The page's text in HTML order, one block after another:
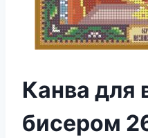
Канва для
бисером